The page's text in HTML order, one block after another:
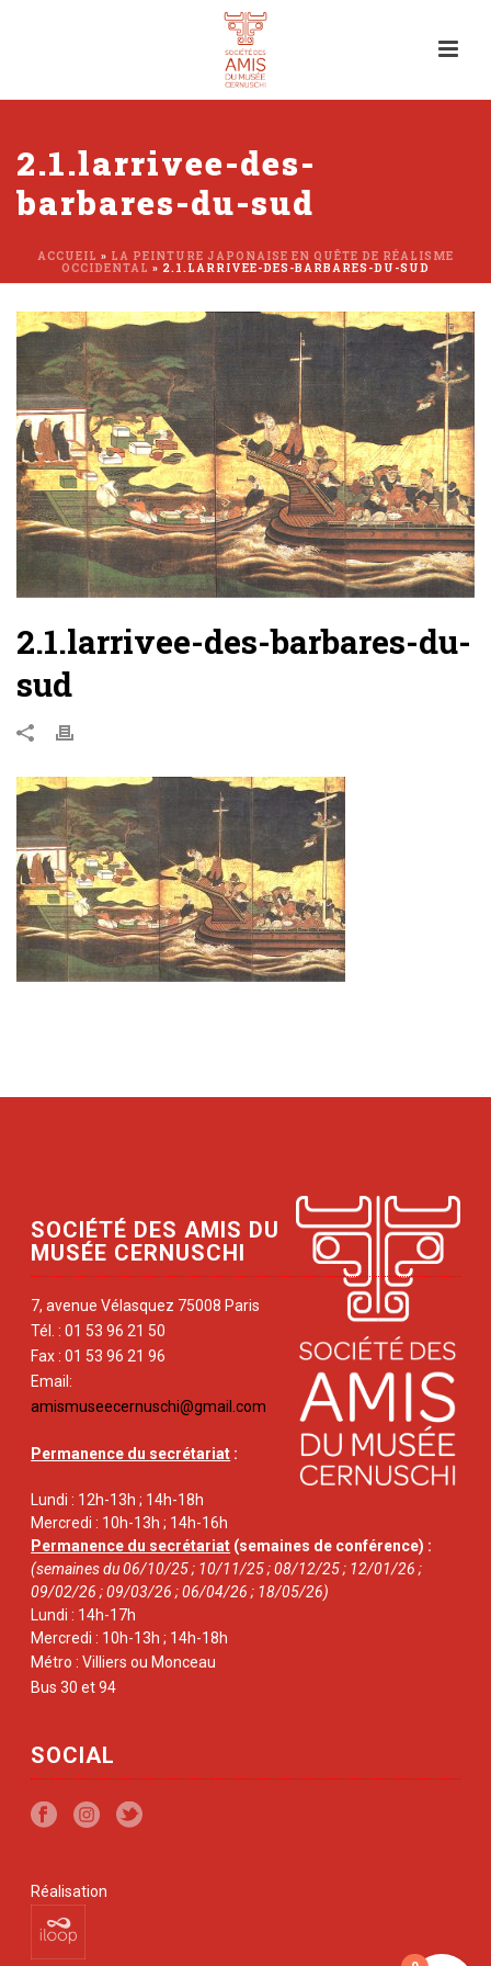
2.1.larrivee-des-
barbares-du-sud
ACCUEIL » LA PEINTURE JAPONAISE EN QUÊTE DE RÉALISME
OCCIDENTAL » 2.1.LARRIVEE-DES-BARBARES-DU-SUD
2.1.larrivee-des-barbares-du-
sud
SOCIÉTÉ DES AMIS DU
MUSÉE CERNUSCHI
7, avenue Vélasquez 75008 Paris
Tél. : 01 53 96 21 50
Fax : 01 53 96 21 96
Email:
amismuseecernuschi@gmail.com
Permanence du secrétariat :
Lundi : 12h-13h ; 14h-18h
Mercredi : 10h-13h ; 14h-16h
Permanence du secrétariat (semaines de conférence) :
(semaines du 06/10/25 ; 10/11/25 ; 08/12/25 ; 12/01/26 ;
09/02/26 ; 09/03/26 ; 06/04/26 ; 18/05/26)
Lundi : 14h-17h
Mercredi : 10h-13h ; 14h-18h
Métro : Villiers ou Monceau
Bus 30 et 94
SOCIAL
Réalisation